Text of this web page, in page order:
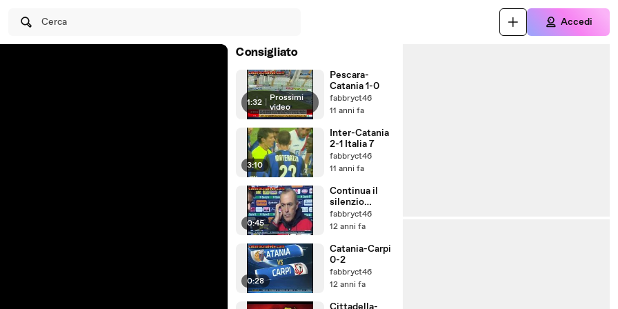
Cerca Accedi
Consigliato
1:32
Prossimi
video
Pescara-
Catania 1-0
fabbryct46
11 anni fa
3:10
Inter-Catania
2-1 Italia 7
fabbryct46
11 anni fa
0:45
Continua il
silenzio
stampa
fabbryct46
12 anni fa
0:28
Catania-Carpi
0-2
fabbryct46
12 anni fa